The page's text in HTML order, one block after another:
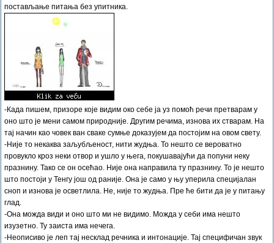
постављање питања без упитника.
-Када пишем, призоре које видим око себе ја уз помоћ речи претварам у
оно што је мени самом природније. Другим речима, изнова их стварам. На
тај начин као човек ван сваке сумње доказујем да постојим на овом свету.
-Није то некаква заљубљеност, нити жудња. То нешто се вероватно
провукло кроз неки отвор и ушло у њега, покушавајући да попуни неку
празнину. Тако се он осећао. Није она направила ту празнину. То је нешто
што постоји у Тенгу још од раније. Она је само у њу уперила специјалан
сноп и изнова је осветлила. Не, није то жудња. Пре ће бити да је у питању
глад.
-Она можда види и оно што ми не видимо. Можда у себи има нешто
изузетно. Ту заиста има нечега.
-Неописиво је леп тај несклад речника и интонације. Тај специфичан звук